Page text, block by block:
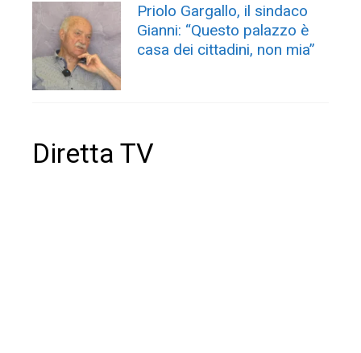
Priolo Gargallo, il sindaco
Gianni: “Questo palazzo è
casa dei cittadini, non mia”
Diretta TV